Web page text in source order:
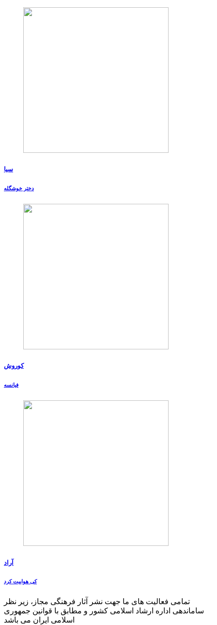
سیا
دختر خوشگله
کوروش
فیانسه
آراد
کی هواییت کرد
تمامی فعالیت های ما جهت نشر آثار فرهنگی مجاز، زیر نظر
ساماندهی اداره ارشاد اسلامی کشور و مطابق با قوانین جمهوری
اسلامی ایران می باشد